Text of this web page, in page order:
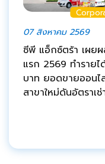
07 สิงหาคม 2569
ซีพี แอ็กซ์ตร้า เผย
แรก 2569 ทำราย
บาท ยอดขายออนไ
สาขาใหม่ดันอัตราเ